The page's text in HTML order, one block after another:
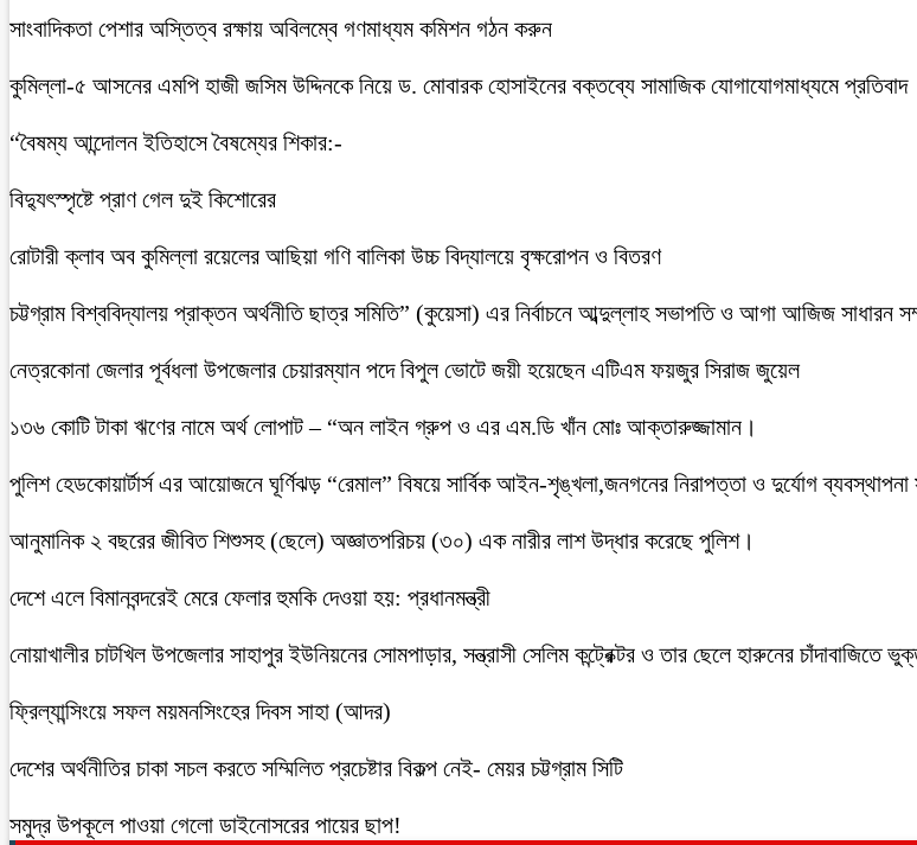
সাংবাদিকতা পেশার অস্তিত্ব রক্ষায় অবিলম্বে গণমাধ্যম কমিশন গঠন করুন
কুমিল্লা-৫ আসনের এমপি হাজী জসিম উদ্দিনকে নিয়ে ড. মোবারক হোসাইনের বক্তব্যে সামাজিক যোগাযোগমাধ্যমে প্রতিবাদ
“বৈষম্য আন্দোলন ইতিহাসে বৈষম্যের শিকার:-
বিদ্যুৎস্পৃষ্টে প্রাণ গেল দুই কিশোরের
রোটারী ক্লাব অব কুমিল্লা রয়েলের আছিয়া গণি বালিকা উচ্চ বিদ্যালয়ে বৃক্ষরোপন ও বিতরণ
চট্টগ্রাম বিশ্ববিদ্যালয় প্রাক্তন অর্থনীতি ছাত্র সমিতি” (কুয়েসা) এর নির্বাচনে আব্দুল্লাহ সভাপতি ও আগা আজিজ সাধারন
নেত্রকোনা জেলার পূর্বধলা উপজেলার চেয়ারম্যান পদে বিপুল ভোটে জয়ী হয়েছেন এটিএম ফয়জুর সিরাজ জুয়েল
১৩৬ কোটি টাকা ঋণের নামে অর্থ লোপাট – “অন লাইন গ্রুপ ও এর এম.ডি খাঁন মোঃ আক্তারুজ্জামান।
পুলিশ হেডকোয়ার্টার্স এর আয়োজনে ঘূর্ণিঝড় “রেমাল” বিষয়ে সার্বিক আইন-শৃঙ্খলা,জনগনের নিরাপত্তা ও দুর্যোগ
আনুমানিক ২ বছরের জীবিত শিশুসহ (ছেলে) অজ্ঞাতপরিচয় (৩০) এক নারীর লাশ উদ্ধার করেছে পুলিশ।
দেশে এলে বিমানবন্দরেই মেরে ফেলার হুমকি দেওয়া হয়: প্রধানমন্ত্রী
নোয়াখালীর চাটখিল উপজেলার সাহাপুর ইউনিয়নের সোমপাড়ার, সন্ত্রাসী সেলিম কন্ট্রেক্টর ও তার ছেলে হারুনের
ফ্রিল্যান্সিংয়ে সফল ময়মনসিংহের দিবস সাহা (আদর)
দেশের অর্থনীতির চাকা সচল করতে সম্মিলিত প্রচেষ্টার বিকল্প নেই- মেয়র চট্টগ্রাম সিটি
সমুদ্র উপকূলে পাওয়া গেলো ডাইনোসরের পায়ের ছাপ!